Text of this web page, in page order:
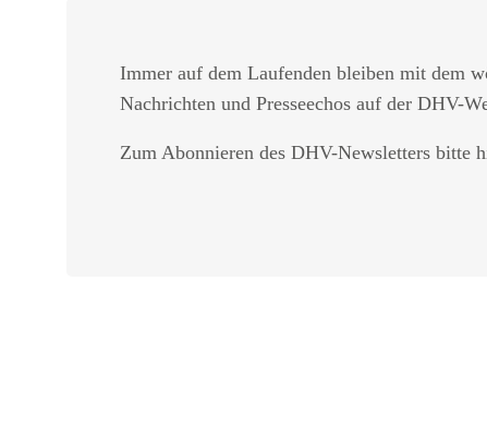
Immer auf dem Laufenden bleiben mit dem
Nachrichten und Presseechos auf der DHV-
Zum Abonnieren des DHV-Newsletters bitte